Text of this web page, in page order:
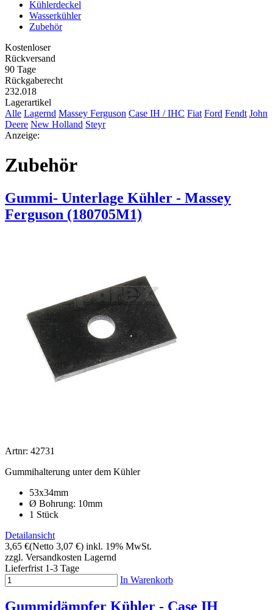
Kühlerdeckel
Wasserkühler
Zubehör
Kostenloser
Rückversand
90 Tage
Rückgaberecht
232.018
Lagerartikel
Alle Lagernd Massey Ferguson Case IH / IHC Fiat Ford Fendt John
Deere New Holland Steyr
Anzeige:
Zubehör
Gummi- Unterlage Kühler - Massey
Ferguson (180705M1)
Artnr: 42731
Gummihalterung unter dem Kühler
53x34mm
Ø Bohrung: 10mm
1 Stück
Detailansicht
3,65 €(Netto 3,07 €) inkl. 19% MwSt.
zzgl. Versandkosten Lagernd
Lieferfrist 1-3 Tage
In Warenkorb
Gummidämpfer Kühler - Case IH